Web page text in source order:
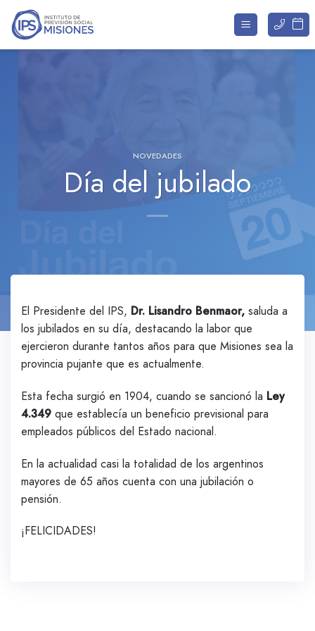
Saltar
contenido
NOVEDADES
Día del jubilado
El Presidente del IPS, Dr. Lisandro Benmaor, saluda a
los jubilados en su día, destacando la labor que
ejercieron durante tantos años para que Misiones sea la
provincia pujante que es actualmente.
Esta fecha surgió en 1904, cuando se sancionó la Ley
4.349 que establecía un beneficio previsional para
empleados públicos del Estado nacional.
En la actualidad casi la totalidad de los argentinos
mayores de 65 años cuenta con una jubilación o
pensión.
¡FELICIDADES!